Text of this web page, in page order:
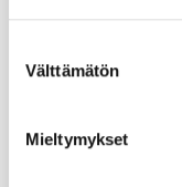
valinta
Välttämätön
Mieltymykset